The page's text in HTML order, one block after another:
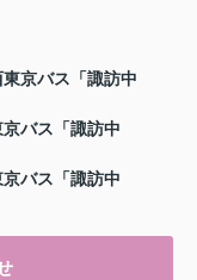
東京バス「諏訪中
京バス「諏訪中
京バス「諏訪中